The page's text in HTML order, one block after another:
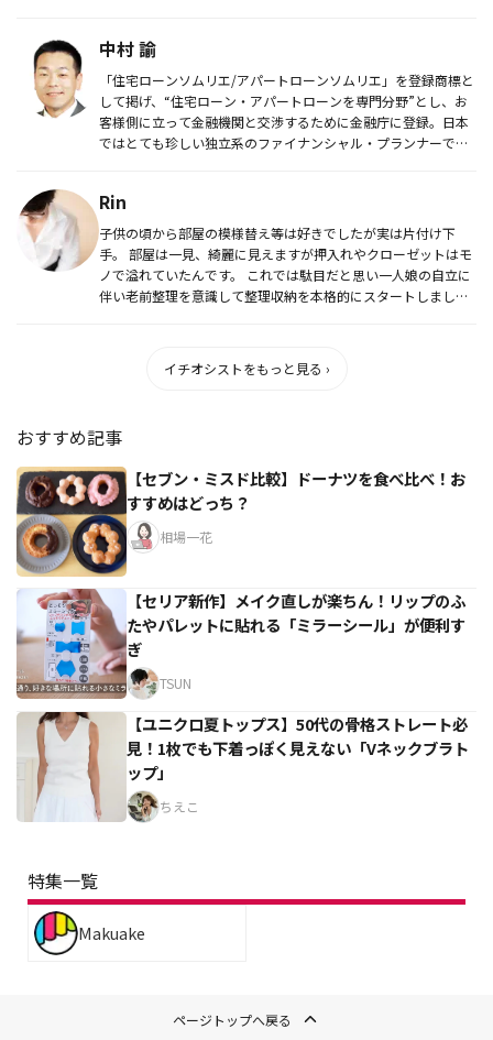
中村 諭
「住宅ローンソムリエ/アパートローンソムリエ」を登録商標と
して掲げ、“住宅ローン・アパートローンを専門分野”とし、お
客様側に立って金融機関と交渉するために金融庁に登録。日本
ではとても珍しい独立系のファイナンシャル・プランナーで
Rin
子供の頃から部屋の模様替え等は好きでしたが実は片付け下
手。 部屋は一見、綺麗に見えますが押入れやクローゼットはモ
ノで溢れていたんです。 これでは駄目だと思い一人娘の自立に
伴い老前整理を意識して整理収納を本格的にスタートしまし
イチオシストをもっと見る ›
おすすめ記事
【セブン・ミスド比較】ドーナツを食べ比べ！お
すすめはどっち？
相場一花
【セリア新作】メイク直しが楽ちん！リップのふ
たやパレットに貼れる「ミラーシール」が便利す
ぎ
TSUN
【ユニクロ夏トップス】50代の骨格ストレート必
見！1枚でも下着っぽく見えない「Vネックブラト
ップ」
ちえこ
特集一覧
Makuake
ページトップへ戻る